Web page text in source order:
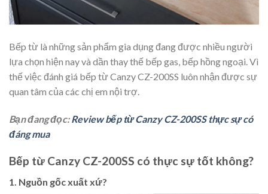
Bếp từ là những sản phẩm gia dụng đang được nhiều người
lựa chọn hiện nay và dần thay thế bếp gas, bếp hồng ngoại. Vì
thế việc đánh giá bếp từ Canzy CZ-200SS luôn nhận được sự
quan tâm của các chị em nội trợ.
Bạn đang đọc:Review bếp từ Canzy CZ-200SS thực sự có
đáng mua
Bếp từ Canzy CZ-200SS có thực sự tốt không?
1. Nguồn gốc xuất xứ?